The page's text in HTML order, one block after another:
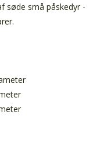
søde små påskedyr -